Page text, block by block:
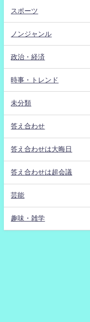
スポーツ
ノンジャンル
政治・経済
時事・トレンド
未分類
答え合わせ
答え合わせは大晦日
答え合わせは超会議
芸能
趣味・雑学